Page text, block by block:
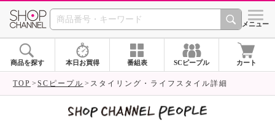
SHOP CHANNEL シメニュー
商品を探す 本日お買得 番組表 SCピープル カート
TOP SCピープル スタイリング・ライフスタイル詳細